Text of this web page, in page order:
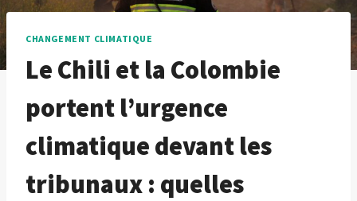
CHANGEMENT CLIMATIQUE
Le Chili et la Colombie
portent l’urgence
climatique devant les
tribunaux : quelles